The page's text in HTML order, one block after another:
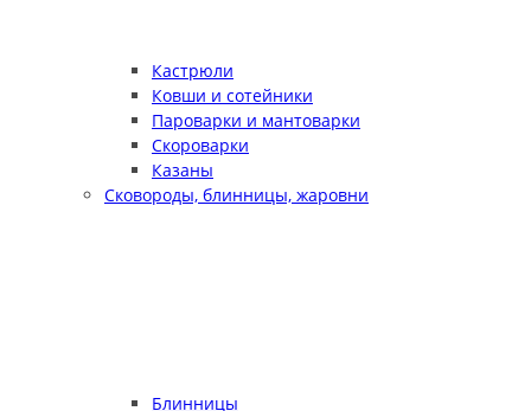
Кастрюли
Ковши и сотейники
Пароварки и мантоварки
Скороварки
Казаны
Сковороды, блинницы, жаровни
Блинницы